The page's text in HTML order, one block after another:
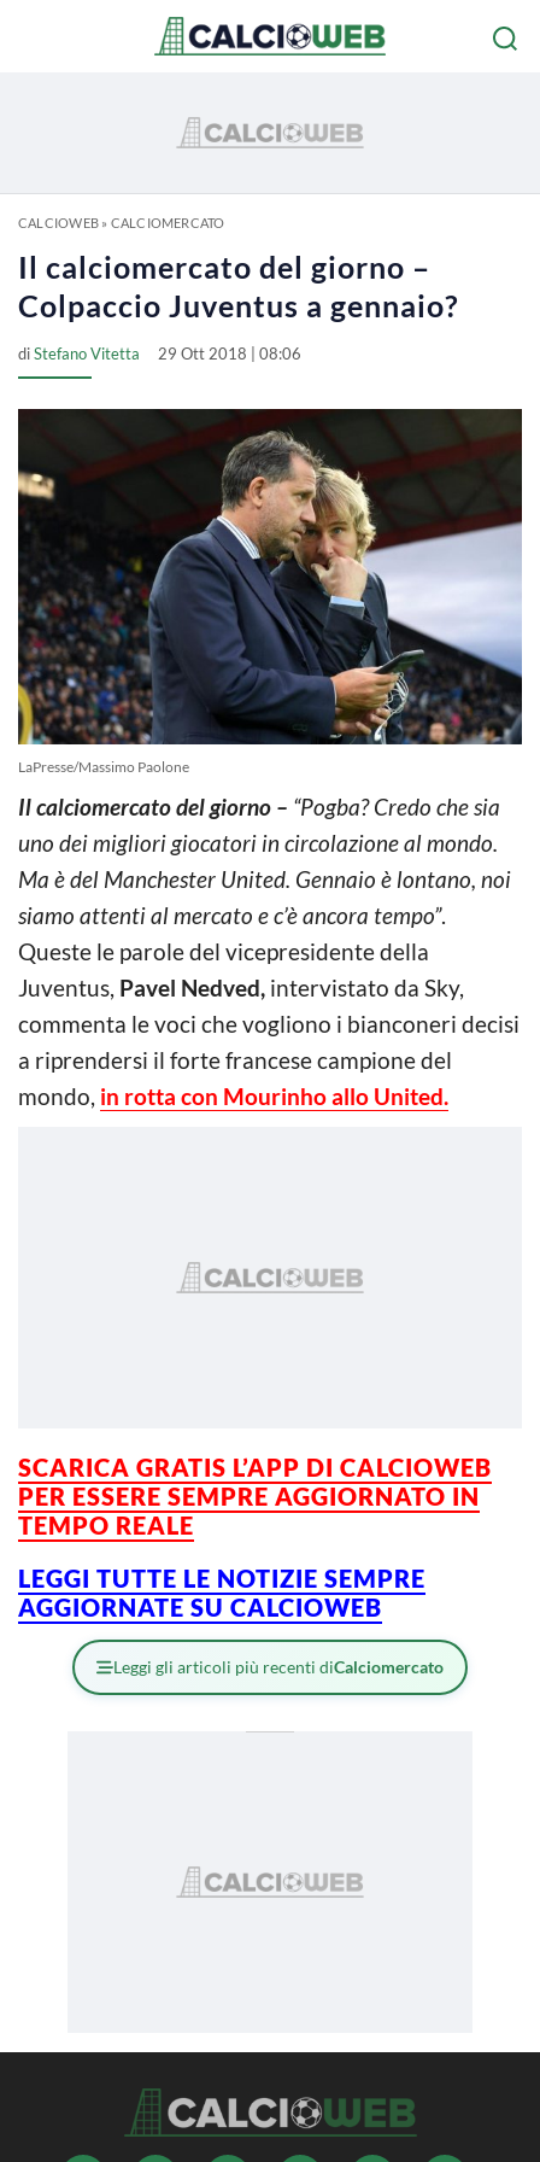
CALCIOWEB» CALCIOMERCATO
Il calciomercato del giorno –
Colpaccio Juventus a gennaio?
diStefano Vitetta 29 Ott 2018 | 08:06
LaPresse/Massimo Paolone
Il calciomercato del giorno – “Pogba? Credo che sia
uno dei migliori giocatori in circolazione al mondo.
Ma è del Manchester United. Gennaio è lontano, noi
siamo attenti al mercato e c’è ancora tempo”.
Queste le parole del vicepresidente della
Juventus, Pavel Nedved, intervistato da Sky,
commenta le voci che vogliono i bianconeri decisi
a riprendersi il forte francese campione del
mondo, in rotta con Mourinho allo United.
SCARICA GRATIS L’APP DI CALCIOWEB
PER ESSERE SEMPRE AGGIORNATO IN
TEMPO REALE
LEGGI TUTTE LE NOTIZIE SEMPRE
AGGIORNATE SU CALCIOWEB
Leggi gli articoli più recenti diCalciomercato